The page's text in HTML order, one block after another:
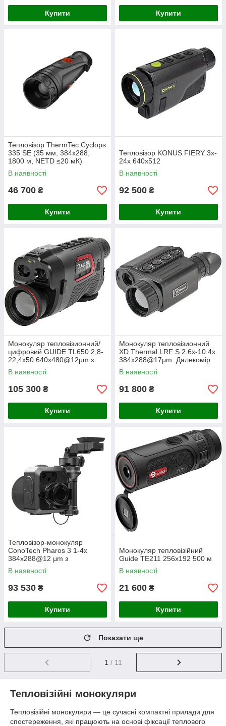
Купити Купити
Тепловізор ThermTec Cyclops
335 SE (35 мм, 384x288,
1800 м, NETD ≤20 мК)
В наявності
46 700 ₴
Купити
Тепловізор KONUS FIERY 3x-
24x 640x512
В наявності
92 500 ₴
Купити
Монокуляр тепловізионний/
цифровий GUIDE TL650 2,8-
22,4x50 640х480@12μm з
далекоміром. 1400 м
В наявності
105 300 ₴
Купити
Монокуляр тепловізионний
XD Thermal LRF S 2.6x-10.4x
384x288@17μm. Далекомір
1200 м
В наявності
91 800 ₴
Купити
Тепловізор-монокуляр
ConoTech Pharos 3 1-4х
384x288@12 μm з
кріпленням на шолом
В наявності
93 530 ₴
Купити
Монокуляр тепловізійний
Guide TE211 256x192 500 м
В наявності
21 600 ₴
Купити
Показати ще
1 / 11
Тепловізійні монокуляри
Тепловізійні монокуляри — це сучасні компактні прилади для
спостереження, які працюють на основі фіксації теплового